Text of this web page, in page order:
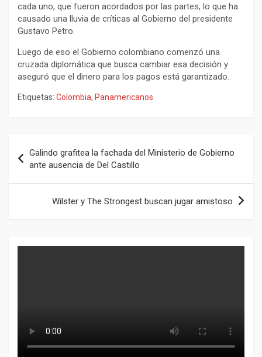
cada uno, que fueron acordados por las partes, lo que ha
causado una lluvia de críticas al Gobierno del presidente
Gustavo Petro.
Luego de eso el Gobierno colombiano comenzó una
cruzada diplomática que busca cambiar esa decisión y
aseguró que el dinero para los pagos está garantizado.
Etiquetas: Colombia, Panamericanos
de
entradas
Galindo grafitea la fachada del Ministerio de Gobierno
ante ausencia de Del Castillo
Wilster y The Strongest buscan jugar amistoso